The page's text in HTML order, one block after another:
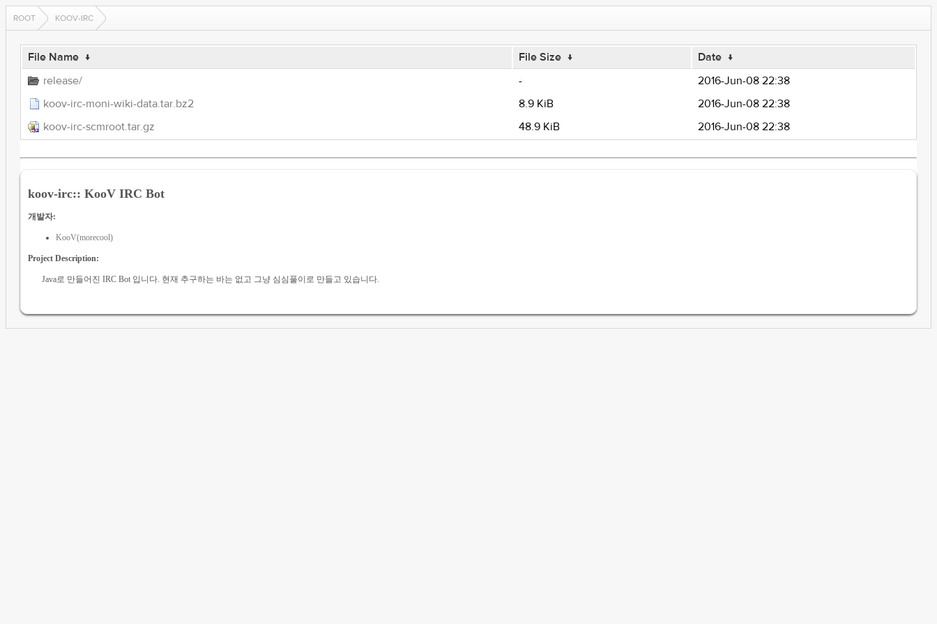
ROOT KOOV-IRC
File Name ↓ File Size ↓ Date ↓
release/
-
2016-Jun-08 22:38
koov-irc-moni-wiki-data.tar.bz2
8.9 KiB
2016-Jun-08 22:38
koov-irc-scmroot.tar.gz
48.9 KiB 2016-Jun-08 22:38
koov-irc:: KooV IRC Bot
개발자:
KooV(morecool)
Project Description:
Java로 만들어진 IRC Bot 입니다. 현재 추구하는 바는 없고 그냥 심심풀이로 만들고 있습니다.